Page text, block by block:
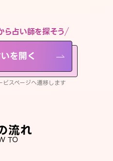
ら占い師を探そう
を開く
スページへ遷移します
流れ
TO